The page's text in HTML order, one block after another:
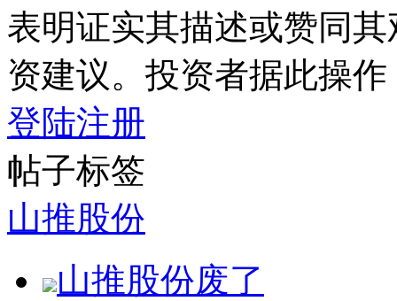
表明证实其描述或赞同
资建议。投资者据此操
登陆注册
帖子标签
山推股份
山推股份废了